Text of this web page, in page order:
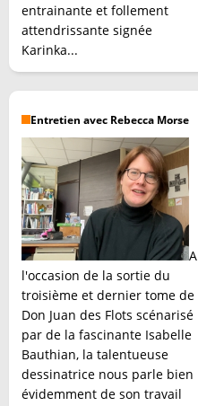
entrainante et follement
attendrissante signée
Karinka...
Entretien avec Rebecca Morse
A
l'occasion de la sortie du
troisième et dernier tome de
Don Juan des Flots scénarisé
par de la fascinante Isabelle
Bauthian, la talentueuse
dessinatrice nous parle bien
évidemment de son travail